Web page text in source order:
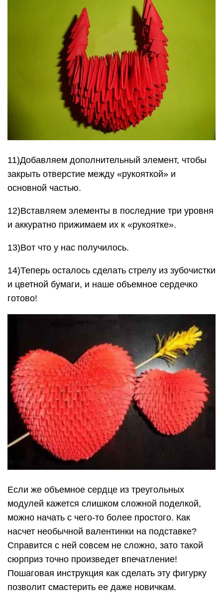
11)Добавляем дополнительный элемент, чтобы
закрыть отверстие между «рукояткой» и
основной частью.
12)Вставляем элементы в последние три уровня
и аккуратно прижимаем их к «рукоятке».
13)Вот что у нас получилось.
14)Теперь осталось сделать стрелу из зубочистки
и цветной бумаги, и наше объемное сердечко
готово!
Если же объемное сердце из треугольных
модулей кажется слишком сложной поделкой,
можно начать с чего-то более простого. Как
насчет необычной валентинки на подставке?
Справится с ней совсем не сложно, зато такой
сюрприз точно произведет впечатление!
Пошаговая инструкция как сделать эту фигурку
позволит смастерить ее даже новичкам.